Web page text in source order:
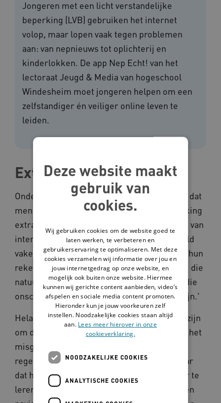
Jongeren met een licht verstandelijke
beperking (LVB) gebruiken het internet
volop, maar lopen vaak tegen problemen
aan: van nepnieuws tot oplichterij en
kinderlokken. De app Nep Echt! van het
lectoraat Jeugd & Media van hogeschool
Windesheim moet jongeren helpen om een
zelfstandiger én veiliger online leven te
leiden.
Extra aandacht
Onderzoekers van het lectoraat merkten op dat
mensen met een licht verstandelijke beperking
extra aandacht nodig hebben bij het gebruik van
internet. 'Deze jongeren worden bijvoorbeeld
vaker opgelicht via Marktplaats. Of ze lenen hun
rekening uit voor een beloning van 100 euro, die
natuurlijk nooit terugkomt. En afspraakjes die
onschuldig lijken, blijken dat soms niet te zijn.'
Helaas kunnen begeleiders er niet altijd bij zijn
om dit soort situaties te voorkomen. 'En als het
misgaat, is de reactie van begeleiders
regelmatig om de telefoon in te nemen. Maar
dat helpt jongeren uiteindelijk niet om beter te
leren hoe ze wel veilig op het internet kunnen
Deze website maakt
gebruik van
cookies.
Wij gebruiken cookies om de website goed te
laten werken, te verbeteren en
gebruikerservaring te optimaliseren. Met deze
cookies verzamelen wij informatie over jou en
jouw internetgedrag op onze website, en
mogelijk ook buiten onze website. Hiermee
kunnen wij gerichte content aanbieden, video’s
afspelen en sociale media content promoten.
Hieronder kun je jouw voorkeuren zelf
instellen. Noodzakelijke cookies staan altijd
aan. Lees meer hierover in onze
cookieverklaring.
NOODZAKELIJKE COOKIES
ANALYTISCHE COOKIES